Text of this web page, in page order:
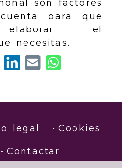
son factores
para que
elaborar el
necesitas.
legal Cookies
Contactar